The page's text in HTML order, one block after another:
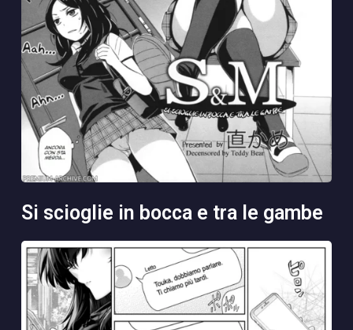
si scioglie in bocca e tra le gambe